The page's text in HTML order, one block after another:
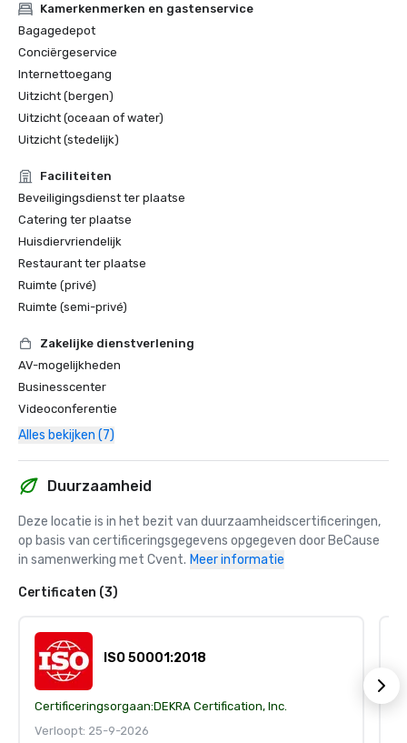
Kamerkenmerken en gastenservice
Bagagedepot
Conciërgeservice
Internettoegang
Uitzicht (bergen)
Uitzicht (oceaan of water)
Uitzicht (stedelijk)
Faciliteiten
Beveiligingsdienst ter plaatse
Catering ter plaatse
Huisdiervriendelijk
Restaurant ter plaatse
Ruimte (privé)
Ruimte (semi-privé)
Zakelijke dienstverlening
AV-mogelijkheden
Businesscenter
Videoconferentie
Alles bekijken (7)
Duurzaamheid
Deze locatie is in het bezit van duurzaamheidscertificeringen,
op basis van certificeringsgegevens opgegeven door BeCause
in samenwerking met Cvent. Meer informatie
Certificaten (3)
ISO 50001:2018
Certificeringsorgaan:DEKRA Certification, Inc.
Verloopt: 25-9-2026